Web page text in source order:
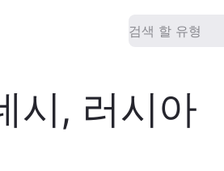
시, 러시아